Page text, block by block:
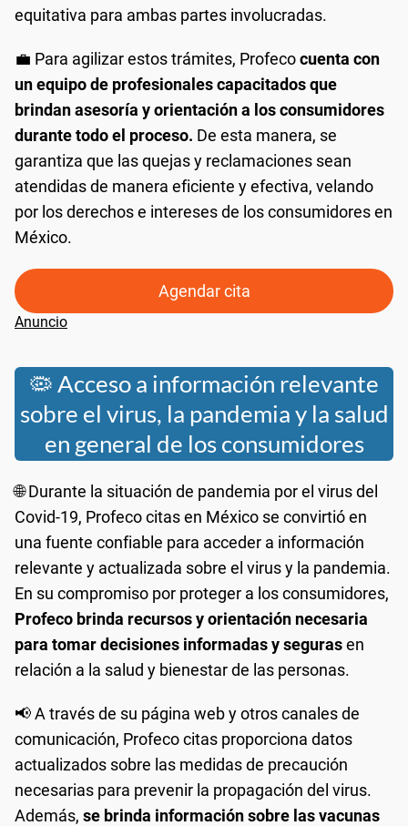
equitativa para ambas partes involucradas.
💼 Para agilizar estos trámites, Profecocuenta con
un equipo de profesionales capacitados que
brindan asesoría y orientación a los consumidores
durante todo el proceso. De esta manera, se
garantiza que las quejas y reclamaciones sean
atendidas de manera eficiente y efectiva, velando
por los derechos e intereses de los consumidores en
México.
Agendar cita
🦠 Acceso a información relevante
sobre el virus, la pandemia y la salud
en general de los consumidores
🌐 Durante la situación de pandemia por el virus del
Covid-19, Profeco citas en México se convirtió en
una fuente confiable para acceder a información
relevante y actualizada sobre el virus y la pandemia.
En su compromiso por proteger a los consumidores,
Profeco brinda recursos y orientación necesaria
para tomar decisiones informadas y segurasen
relación a la salud y bienestar de las personas.
📢 A través de su página web y otros canales de
comunicación, Profeco citas proporciona datos
actualizados sobre las medidas de precaución
necesarias para prevenir la propagación del virus.
Además, se brinda información sobre las vacunas